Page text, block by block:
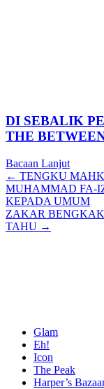
DI SEBALIK
THE
Bacaan Lanjut
Posts
navigation
← TENGKU
MUHAMMAD FA-
KEPADA UMUM
ZAKAR
TAHU →
Glam
Eh!
Icon
The Peak
Harper’s